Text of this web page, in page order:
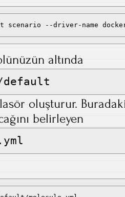
scenario --driver-name
altında
default
oluşturur.
belirleyen